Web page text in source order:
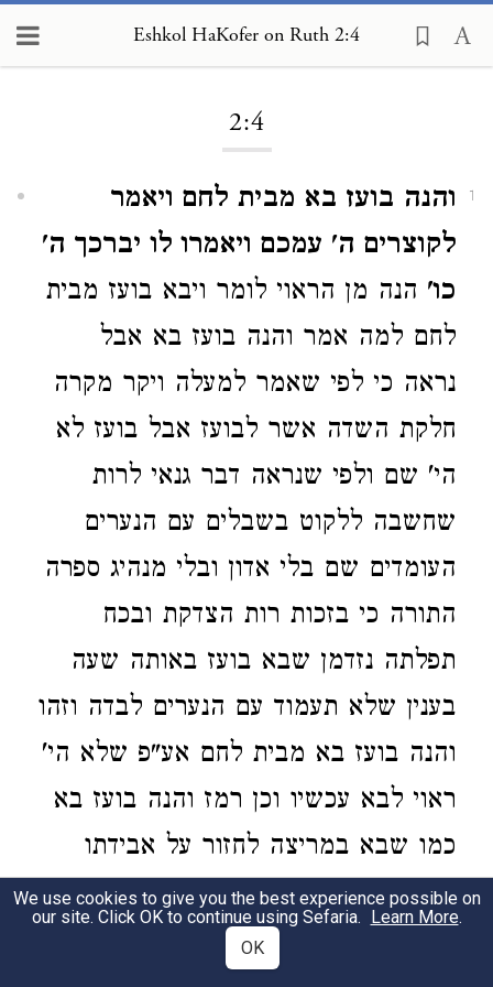
Eshkol HaKofer on Ruth 2:4
2:4
1
והנה בועז בא מבית לחם ויאמר
לקוצרים ה' עמכם ויאמרו לו יברכך ה'
כו' הנה מן הראוי לומר ויבא בועז מבית
לחם למה אמר והנה בועז בא אבל
נראה כי לפי שאמר למעלה ויקר מקרה
חלקת השדה אשר לבועז אבל בועז לא
הי' שם ולפי שנראה דבר גנאי לרות
שחשבה ללקוט בשבלים עם הנערים
העומדים שם בלי אדון ובלי מנהיג ספרה
התורה כי בזכות רות הצדקת ובכח
תפלתה נזדמן שבא בועז באותה שעה
בענין שלא תעמוד עם הנערים לבדה וזהו
והנה בועז בא מבית לחם אע"פ שלא הי'
ראוי לבא עכשיו וכן רמז והנה בועז בא
כמו שבא במריצה לחזור על אבידתו
והרמז בזה שהוא הי' יושב ושוקט בביתו
ולפי שהלב בקי כמאמרם ז"ל וחושב
We use cookies to give you the best experience possible on
our site. Click OK to continue using Sefaria. Learn More.
OK